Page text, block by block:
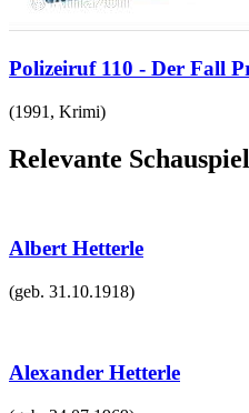
Polizeiruf 110 - Der Fall
(1991 , Krimi)
Relevante
Albert Hetterle
(geb. 31.10.1918)
Alexander Hetterle